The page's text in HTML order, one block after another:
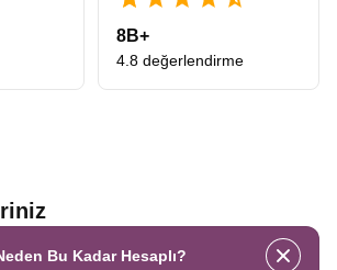
8B+
4.8 değerlendirme
Bu Kadar Hesaplı?